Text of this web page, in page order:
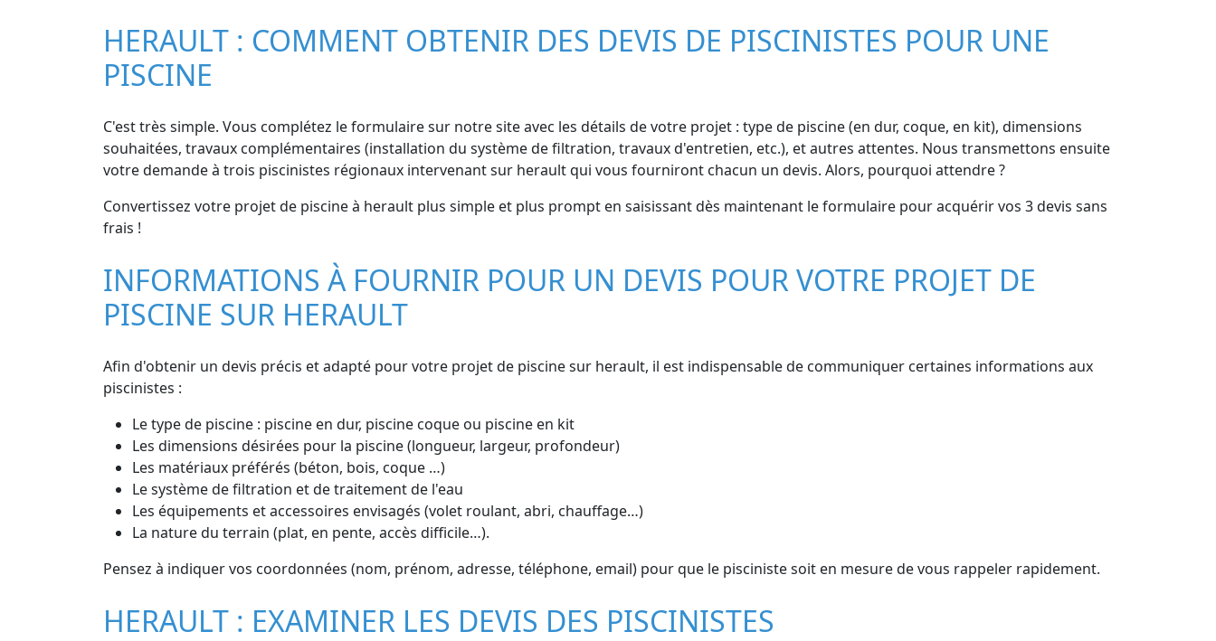
HERAULT : COMMENT OBTENIR DES DEVIS DE PISCINISTES POUR UNE
PISCINE
C'est très simple. Vous complétez le formulaire sur notre site avec les détails de votre projet : type de piscine (en dur, coque, en kit), dimensions
souhaitées, travaux complémentaires (installation du système de filtration, travaux d'entretien, etc.), et autres attentes. Nous transmettons ensuite
votre demande à trois piscinistes régionaux intervenant sur herault qui vous fourniront chacun un devis. Alors, pourquoi attendre ?
Convertissez votre projet de piscine à herault plus simple et plus prompt en saisissant dès maintenant le formulaire pour acquérir vos 3 devis sans
frais !
INFORMATIONS À FOURNIR POUR UN DEVIS POUR VOTRE PROJET DE
PISCINE SUR HERAULT
Afin d'obtenir un devis précis et adapté pour votre projet de piscine sur herault, il est indispensable de communiquer certaines informations aux
piscinistes :
Le type de piscine : piscine en dur, piscine coque ou piscine en kit
Les dimensions désirées pour la piscine (longueur, largeur, profondeur)
Les matériaux préférés (béton, bois, coque …)
Le système de filtration et de traitement de l'eau
Les équipements et accessoires envisagés (volet roulant, abri, chauffage…)
La nature du terrain (plat, en pente, accès difficile…).
Pensez à indiquer vos coordonnées (nom, prénom, adresse, téléphone, email) pour que le pisciniste soit en mesure de vous rappeler rapidement.
HERAULT : EXAMINER LES DEVIS DES PISCINISTES